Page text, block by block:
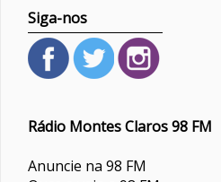
Siga-nos
Rádio Montes Claros 98 FM
Anuncie na 98 FM